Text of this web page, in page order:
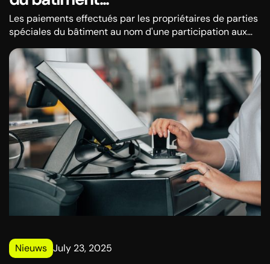
Les paiements effectués par les propriétaires de parties
spéciales du bâtiment au nom d'une participation aux
de gestion du bâtiment ne sont pas considérés comme
des revenus du marché et la communauté de logement
n'est pas soumise à l'impôt sur le revenu sur cette base.
Nieuws July 23, 2025